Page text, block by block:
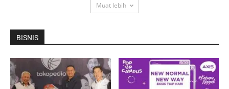
Muat lebih
BISNIS